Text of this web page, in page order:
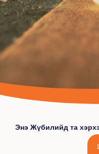
Энэ Жүбилийд та